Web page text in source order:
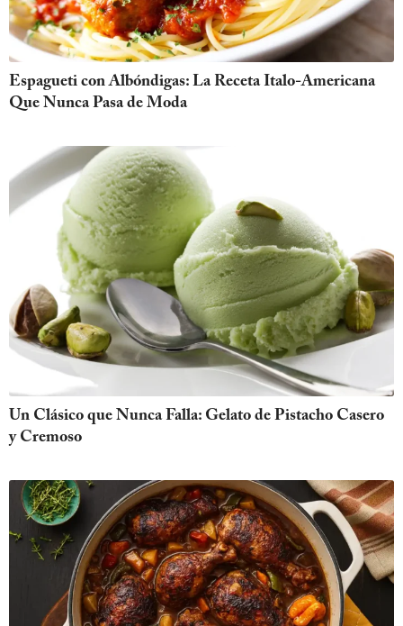
Espagueti con Albóndigas: La Receta Italo-Americana
Que Nunca Pasa de Moda
Un Clásico que Nunca Falla: Gelato de Pistacho Casero
y Cremoso